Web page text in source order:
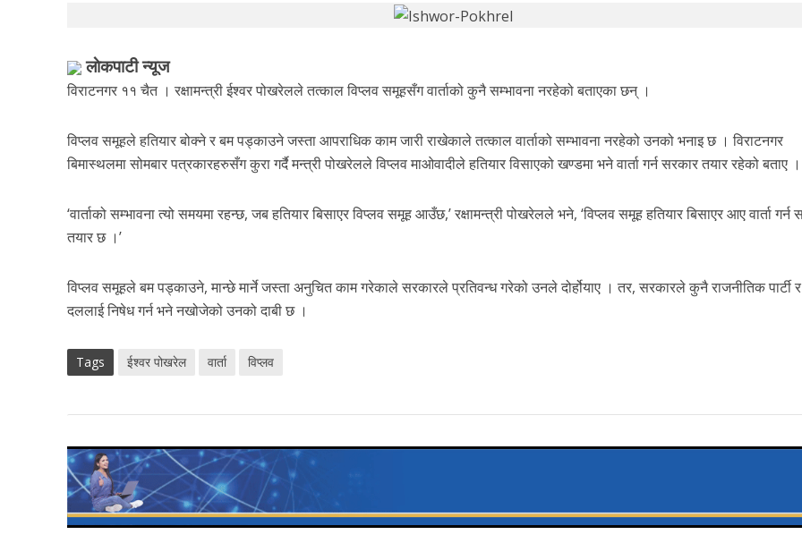
लाेकपाटी न्यूज
विराटनगर ११ चैत । रक्षामन्त्री ईश्वर पोखरेलले तत्काल विप्लव समूहसँग वार्ताको कुनै सम्भावना नरहेको बताएका छन् ।
विप्लव समूहले हतियार बोक्ने र बम पड्काउने जस्ता आपराधिक काम जारी राखेकाले तत्काल वार्ताको सम्भावना नरहेको उनको भनाइ छ । विराटनगर
बिमास्थलमा सोमबार पत्रकारहरुसँग कुरा गर्दै मन्त्री पोखरेलले विप्लव माओवादीले हतियार विसाएको खण्डमा भने वार्ता गर्न सरकार तयार रहेको बताए ।
‘वार्ताको सम्भावना त्यो समयमा रहन्छ, जब हतियार बिसाएर विप्लव समूह आउँछ,’ रक्षामन्त्री पोखरेलले भने, ‘विप्लव समूह हतियार बिसाएर आए वार्ता गर्न
तयार छ ।’
विप्लव समूहले बम पड्काउने, मान्छे मार्ने जस्ता अनुचित काम गरेकाले सरकारले प्रतिवन्ध गरेको उनले दोर्होयाए । तर, सरकारले कुनै राजनीतिक पार्टी र
दललाई निषेध गर्न भने नखोजेको उनको दाबी छ ।
Tags ईश्वर पोखरेल वार्ता विप्लव